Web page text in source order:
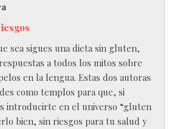
sea sigues una dieta sin gluten,
a todos los mitos sobre
en la lengua. Estas dos autoras
como templos para que, si
introducirte en el universo “gluten
bien, sin riesgos para tu salud y